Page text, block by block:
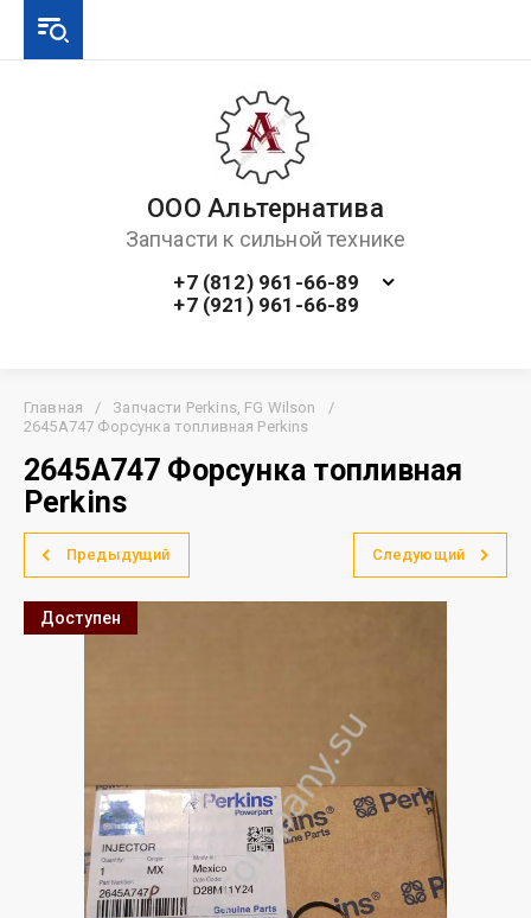
ООО Альтернатива
Запчасти к сильной технике
+7 (812) 961-66-89
+7 (921) 961-66-89
Главная / Запчасти Perkins, FG Wilson
/
2645A747 Форсунка топливная Perkins
2645A747 Форсунка топливная
Perkins
Предыдущий Следующий
Доступен